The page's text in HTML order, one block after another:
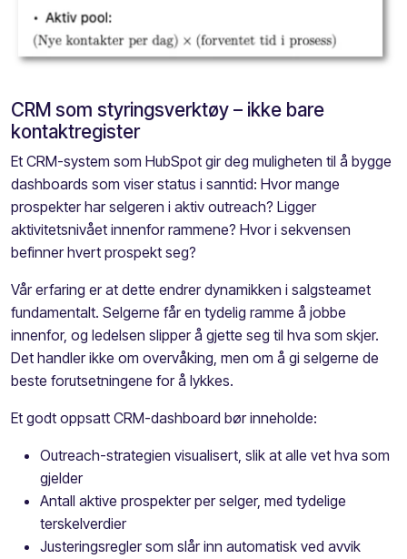
CRM som styringsverktøy – ikke bare
kontaktregister
Et CRM-system som HubSpot gir deg muligheten til å bygge
dashboards som viser status i sanntid: Hvor mange
prospekter har selgeren i aktiv outreach? Ligger
aktivitetsnivået innenfor rammene? Hvor i sekvensen
befinner hvert prospekt seg?
Vår erfaring er at dette endrer dynamikken i salgsteamet
fundamentalt. Selgerne får en tydelig ramme å jobbe
innenfor, og ledelsen slipper å gjette seg til hva som skjer.
Det handler ikke om overvåking, men om å gi selgerne de
beste forutsetningene for å lykkes.
Et godt oppsatt CRM-dashboard bør inneholde:
Outreach-strategien visualisert, slik at alle vet hva som
gjelder
Antall aktive prospekter per selger, med tydelige
terskelverdier
Justeringsregler som slår inn automatisk ved avvik